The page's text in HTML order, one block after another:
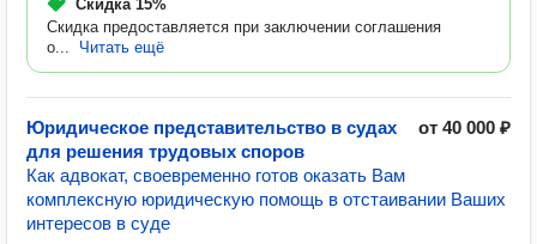
Скидка 15%
Скидка предоставляется при заключении соглашения
о...
Читать ещё
Юридическое представительство в судах
для решения трудовых споров
от 40 000 ₽
Как адвокат, своевременно готов оказать Вам
комплексную юридическую помощь в отстаивании Ваших
интересов в суде